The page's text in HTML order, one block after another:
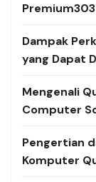
Dampak
yang Dapat
Mengenali
Computer
Pengertian
Komputer